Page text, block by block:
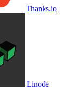
Thanks.io
Linode